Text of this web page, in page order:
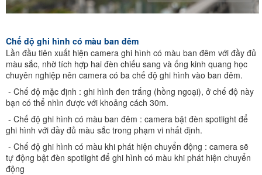
Chế độ ghi hình có màu ban đêm
Lần đầu tiên xuất hiện camera ghi hình có màu ban đêm với đầy đủ
màu sắc, nhờ tích hợp hai đèn chiếu sang và ống kinh quang học
chuyên nghiệp nên camera có ba chế độ ghi hình vào ban đêm.
- Chế độ mặc định : ghi hình đen trắng (hồng ngoại), ở chế độ này
bạn có thể nhìn được với khoảng cách 30m.
- Chế độ ghi hình có màu ban đêm : camera bật đèn spotlight để
ghi hình với đầy đủ màu sắc trong phạm vi nhất định.
- Chế độ ghi hình có màu khi phát hiện chuyển động : camera sẽ
tự động bật đèn spotlight để ghi hình có màu khi phát hiện chuyển
động